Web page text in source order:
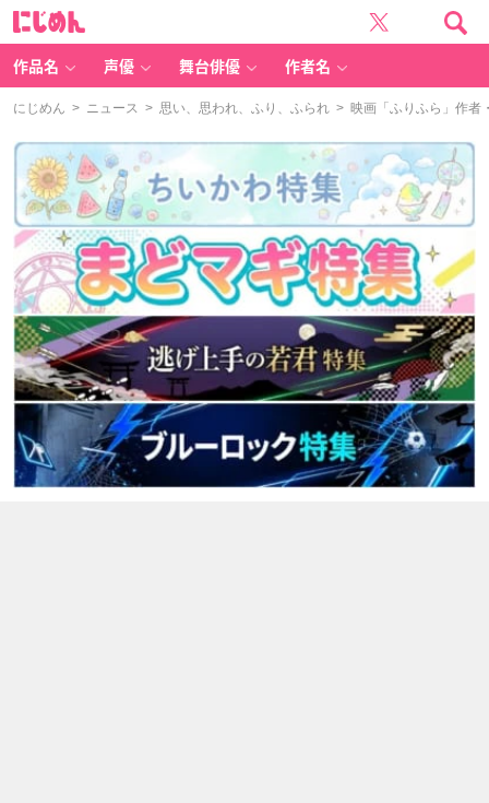
作品名 声優 舞台俳優 作者名
にじめん > ニュース > 思い、思われ、ふり、ふられ > 映画「ふりふら」作者